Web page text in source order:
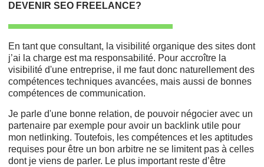
DEVENIR SEO FREELANCE?
En tant que consultant, la visibilité organique des sites dont
j’ai la charge est ma responsabilité. Pour accroître la
visibilité d'une entreprise, il me faut donc naturellement des
compétences techniques avancées, mais aussi de bonnes
compétences de communication.
Je parle d'une bonne relation, de pouvoir négocier avec un
partenaire par exemple pour avoir un backlink utile pour
mon netlinking. Toutefois, les compétences et les aptitudes
requises pour être un bon arbitre ne se limitent pas à celles
dont je viens de parler. Le plus important reste d’être